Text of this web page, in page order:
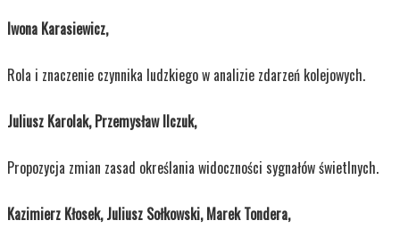
Iwona Karasiewicz,
Rola i znaczenie czynnika ludzkiego w analizie zdarzeń kolejowych.
Juliusz Karolak, Przemysław Ilczuk,
Propozycja zmian zasad określania widoczności sygnałów świetlnych.
Kazimierz Kłosek, Juliusz Sołkowski, Marek Tondera,